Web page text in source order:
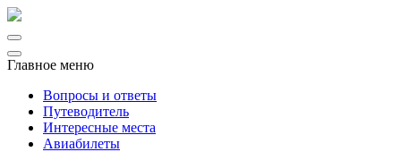
Главное меню
Вопросы и ответы
Путеводитель
Интересные места
Авиабилеты